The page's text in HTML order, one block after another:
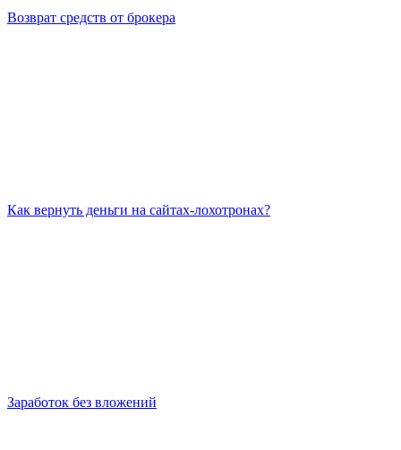
Возврат средств от брокера
Как вернуть деньги на сайтах-лохотронах?
Заработок без вложений